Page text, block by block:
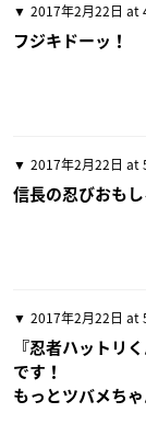
2017年2月22日 at
フジキドーッ！
2017年2月22日 at
信長の忍びおも
2017年2月22日 at
『忍者ハットリ
です！
もっとツバメち